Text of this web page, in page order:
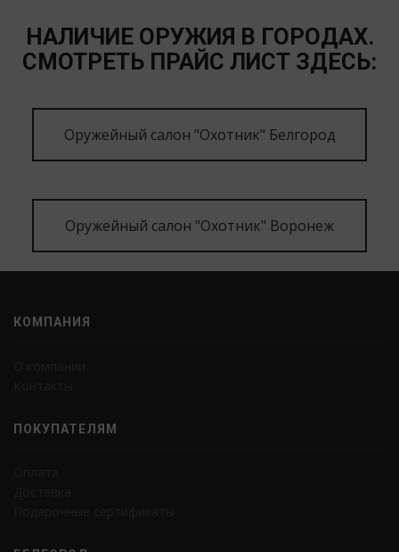
НАЛИЧИЕ ОРУЖИЯ В ГОРОДАХ.
СМОТРЕТЬ ПРАЙС ЛИСТ ЗДЕСЬ:
Оружейный салон "Охотник" Белгород
Оружейный салон "Охотник" Воронеж
КОМПАНИЯ
ПОКУПАТЕЛЯМ